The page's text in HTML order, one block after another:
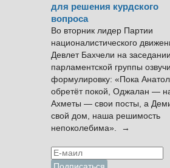
для решения курдского
вопроса
Во вторник лидер Партии
националистического
Девлет Бахчели на заседании
парламентской группы
формулировку: «Пока
обретёт покой, Оджалан —
Ахметы — свои посты, а
свой дом, наша решимость
непоколебима». →